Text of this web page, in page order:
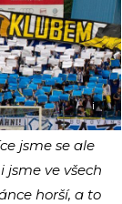
i
jsme se ale
jsme ve všech
horší, a to